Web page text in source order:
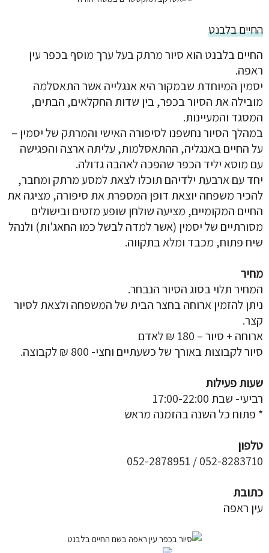
החיים בלבנט
החיים בלבנט הוא סיור מרתק בעל ערך מוסף בכפר עין
ראפה.
יסמין המיוחדת שבמקור היא אנגלייה אשר התאסלמה
מובילה את הסיור בכפר, בין שדות החקלאים, הבתים,
המסגד והמעיינות.
במהלך הסיור נחשפנו לסיפורה האישי והמרתק של יסמין –
על החיים באנגליה, ההתאסלמות, עליתה ארצה והפגישה
עם מוסא יליד הכפר שהפכה לאהבה גדולה.
יחד עם ארבעת ילדיהם תוכלו לצאת למסע מרתק ומחבר,
להכיר משפחה יוצאת דופן המספרת את סיפורה, מציגה את
החיים המקומיים, מציעה שולחן שופע מזטים ובישולים
מסורתיים של יסמין (אשר למדה לבשל כמו החאג'ות) ולנהל
שיח פתוח, מכבד ומלא בתקווה.
מחיר
המחיר תלוי בסוג הסיור הנבחר.
ניתן להזמין ארוחה בחצר הבית של המשפחה ולצאת לסיור
קצר.
ארוחה + סיור – 180 ₪ לאדם
סיור לקבוצות באורך של כשעתיים וחצי- 800 ₪ לקבוצה.
שעות פעילות
רביעי- שבת 17:00-22:00
* פתוח כל השנה בהזמנה מראש
טלפון
052-8283710 / 052-2878951
כתובת
עין ראפה